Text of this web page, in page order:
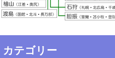
カテゴリー